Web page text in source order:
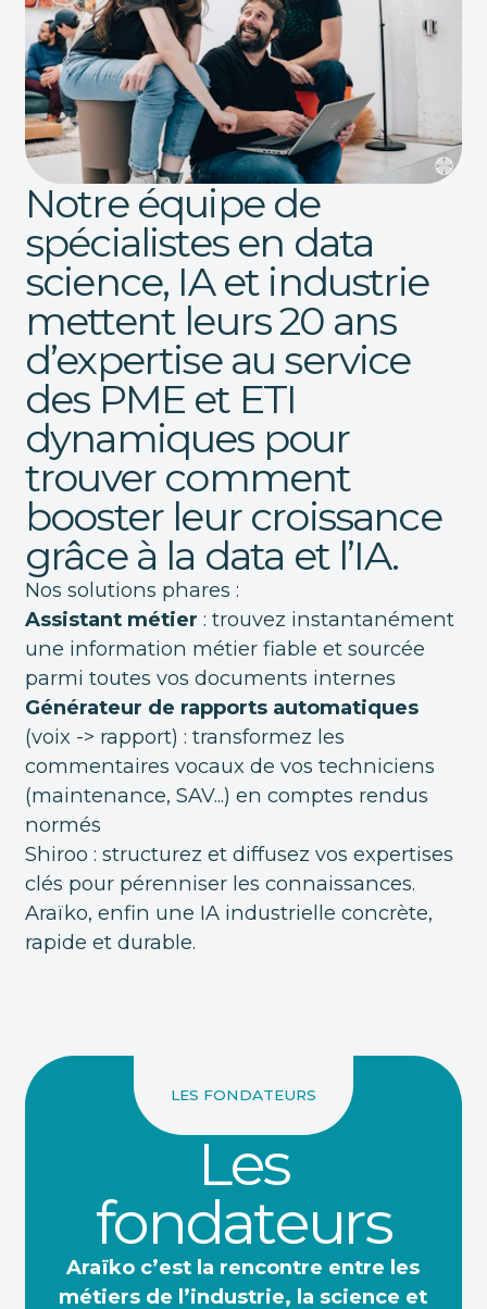
Notre équipe de
spécialistes en data
science, IA et industrie
mettent leurs 20 ans
d’expertise au service
des PME et ETI
dynamiques pour
trouver comment
booster leur croissance
grâce à la data et l’IA.
Nos solutions phares :
Assistant métier : trouvez instantanément
une information métier fiable et sourcée
parmi toutes vos documents internes
Générateur de rapports automatiques
(voix -> rapport) : transformez les
commentaires vocaux de vos techniciens
(maintenance, SAV...) en comptes rendus
normés
Shiroo : structurez et diffusez vos expertises
clés pour pérenniser les connaissances.
Araïko, enfin une IA industrielle concrète,
rapide et durable.
LES FONDATEURS
Les
fondateurs
Araïko c’est la rencontre entre les
métiers de l’industrie, la science et